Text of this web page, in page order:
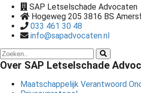
SAP Letselschade Advocaten
Hogeweg 205 3816 BS
033 461 30 48
info@sapadvocaten.nl
Over SAP Letselschade
Maatschappelijk Verantwoord